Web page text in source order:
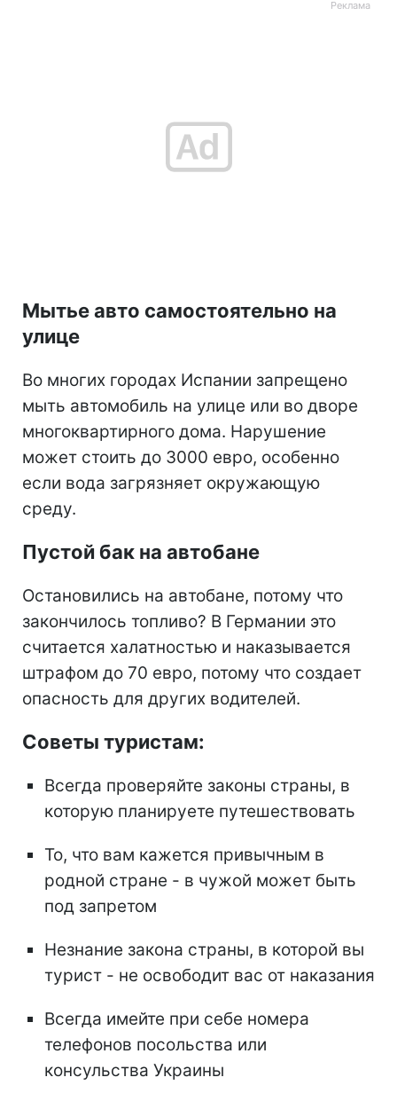
Мытье авто самостоятельно на
улице
Во многих городах Испании запрещено
мыть автомобиль на улице или во дворе
многоквартирного дома. Нарушение
может стоить до 3000 евро, особенно
если вода загрязняет окружающую
среду.
Пустой бак на автобане
Остановились на автобане, потому что
закончилось топливо? В Германии это
считается халатностью и наказывается
штрафом до 70 евро, потому что создает
опасность для других водителей.
Советы туристам:
Всегда проверяйте законы страны, в
которую планируете путешествовать
То, что вам кажется привычным в
родной стране - в чужой может быть
под запретом
Незнание закона страны, в которой вы
турист - не освободит вас от наказания
Всегда имейте при себе номера
телефонов посольства или
консульства Украины